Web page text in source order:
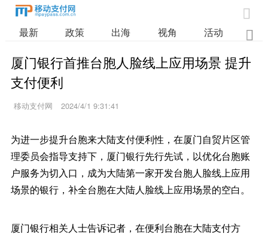

最新 政策 出海 视角 活动 业

厦门银行首推台胞人脸线上应用场景 提升
支付便利
移动支付网 2024/4/1 9:31:41
为进一步提升台胞来大陆支付便利性，在厦门自贸片区管
理委员会指导支持下，厦门银行先行先试，以优化台胞账
户服务为切入口，成为大陆第一家开发台胞人脸线上应用
场景的银行，补全台胞在大陆人脸线上应用场景的空白。
厦门银行相关人士告诉记者，在便利台胞在大陆支付方